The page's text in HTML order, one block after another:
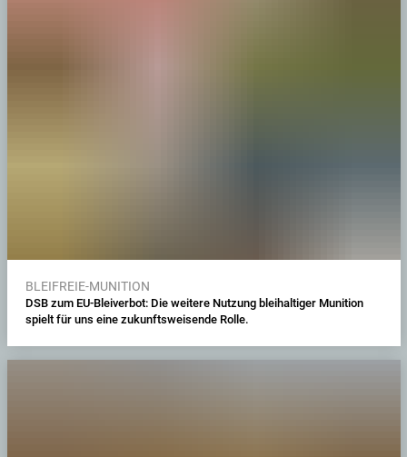
BLEIFREIE-MUNITION
DSB zum EU-Bleiverbot: Die weitere Nutzung bleihaltiger Munition
spielt für uns eine zukunftsweisende Rolle.